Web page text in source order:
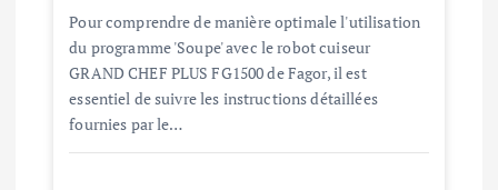
Pour comprendre de manière optimale l'utilisation
du programme 'Soupe' avec le robot cuiseur
GRAND CHEF PLUS FG1500 de Fagor, il est
essentiel de suivre les instructions détaillées
fournies par le…